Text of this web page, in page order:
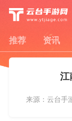
推荐 资讯
江
来源：云台手